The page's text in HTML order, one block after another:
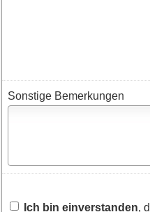
Sonstige Bemerkungen
Ich bin einverstanden,